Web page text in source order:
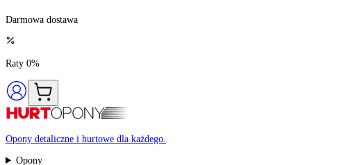
Darmowa dostawa
Raty 0%